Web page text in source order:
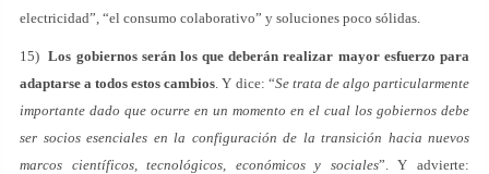
electricidad”, “el consumo colaborativo” y soluciones poco sólidas.
15)Los gobiernos serán los que deberán realizar mayor esfuerzo para
adaptarse a todos estos cambios. Y dice: “Se trata de algo particularmente
importante dado que ocurre en un momento en el cual los gobiernos debe
ser socios esenciales en la configuración de la transición hacia nuevos
marcos científicos, tecnológicos, económicos y sociales”. Y advierte: